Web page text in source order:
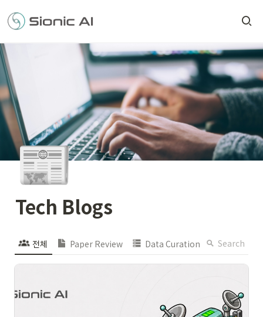
📰
Tech Blogs
전체 Paper Review Data Curation Hands-on
Search